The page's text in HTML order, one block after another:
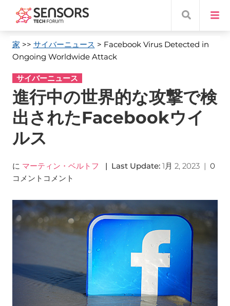
家 >> サイバーニュース > Facebook Virus Detected in
Ongoing Worldwide Attack
サイバーニュース
進行中の世界的な攻撃で検
出されたFacebookウイ
ルス
に マーティン・ベルトフ | Last Update: 1月 2, 2023| 0
コメントコメント